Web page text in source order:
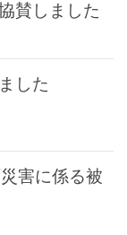
賛しました
した
害に係る被